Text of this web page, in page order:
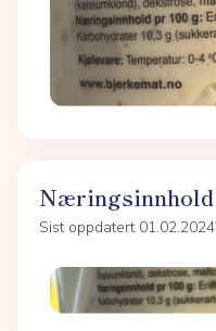
Næringsinnhold
Sist oppdatert 01.02.2024